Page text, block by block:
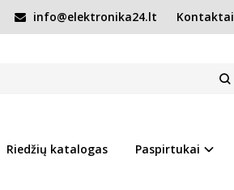
info@elektronika24.lt Kontaktai
Riedžių katalogas Paspirtukai
Paspirtuko padanga 80/65-6
Turimas kiekis: